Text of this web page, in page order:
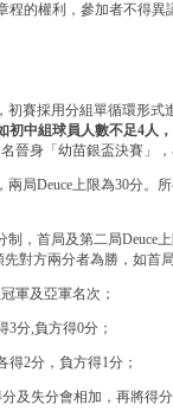
程的權利，參加者不得異
賽採用分組單循環形式
初中組球員人數不足4人
晉身「幼苗銀盃決賽」
兩局Deuce上限為30分。
制，首局及第二局Deuce
對方兩分者為勝，如首
軍及亞軍名次；
,負方得0分；
分，負方得1分；
分會相加，再將得分